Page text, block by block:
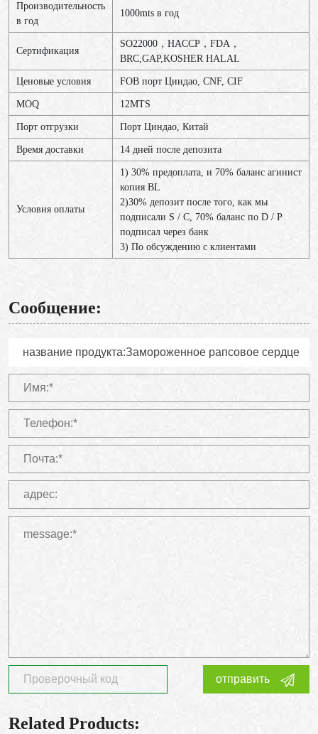
Производительность
в год
1000mts в год
Сертификация
SO22000，HACCP，FDA，
BRC,GAP,KOSHER HALAL
Ценовые условия FOB порт Циндао, CNF, CIF
MOQ 12МТS
Порт отгрузки Порт Циндао, Китай
Время доставки 14 дней после депозита
Условия оплаты
1) 30% предоплата, и 70% баланс агинист
копия BL
2)30% депозит после того, как мы
подписали S / C, 70% баланс по D / P
подписал через банк
3) По обсуждению с клиентами
Сообщение:
отправить
Related Products: